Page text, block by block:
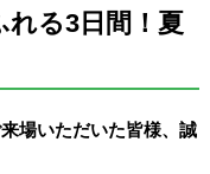
る3日間！夏
場いただいた皆様、誠